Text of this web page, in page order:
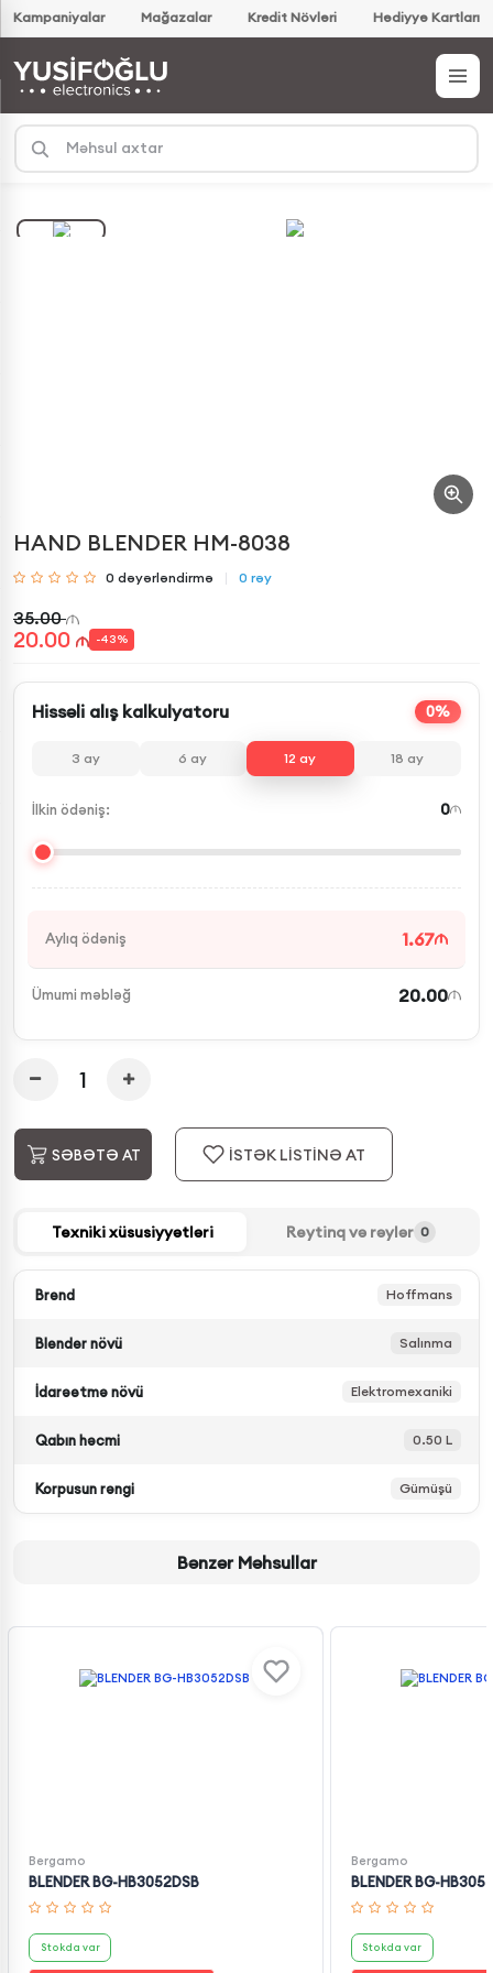
Kampaniyalar Mağazalar Kredit Növləri Hədiyyə Kartları
HAND BLENDER HM-8038
0 dəyərləndirmə 0 rəy
35.00
20.00 -43%
Hissəli alış kalkulyatoru 0%
3 ay 6 ay 12 ay 18 ay
İlkin ödəniş: 0
Aylıq ödəniş 1.67
Ümumi məbləğ 20.00
SƏBƏTƏ AT İSTƏK LİSTİNƏ AT
Texniki xüsusiyyətləri Reytinq və rəylər 0
Brend Hoffmans
Blender növü Salınma
İdarəetmə növü Elektromexaniki
Qabın həcmi 0.50 L
Korpusun rəngi Gümüşü
Bənzər Məhsullar
Bergamo
BLENDER BG-HB3052DSB
Stokda var
Bergamo
BLENDER BG-
Stokda var